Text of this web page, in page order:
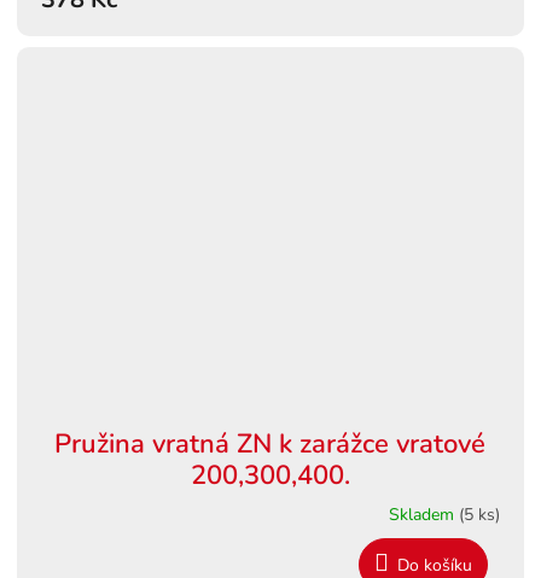
Pružina vratná ZN k zarážce vratové
200,300,400.
Skladem (5 ks)
Do košíku